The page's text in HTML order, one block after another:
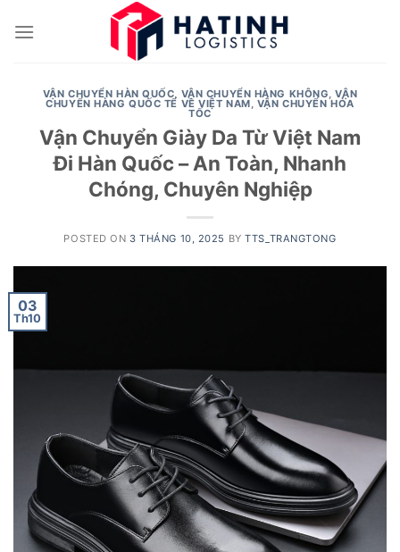
VẬN CHUYỂN HÀN QUỐC, VẬN CHUYỂN HÀNG KHÔNG,VẬN
CHUYỂN HÀNG QUỐC TẾ VỀ VIỆT NAM, VẬN CHUYỂN HỎA
TỐC
Vận Chuyển Giày Da Từ Việt Nam
Đi Hàn Quốc – An Toàn, Nhanh
Chóng, Chuyên Nghiệp
POSTED ON 3 THÁNG 10, 2025 BYTTS_TRANGTONG
03
Th10